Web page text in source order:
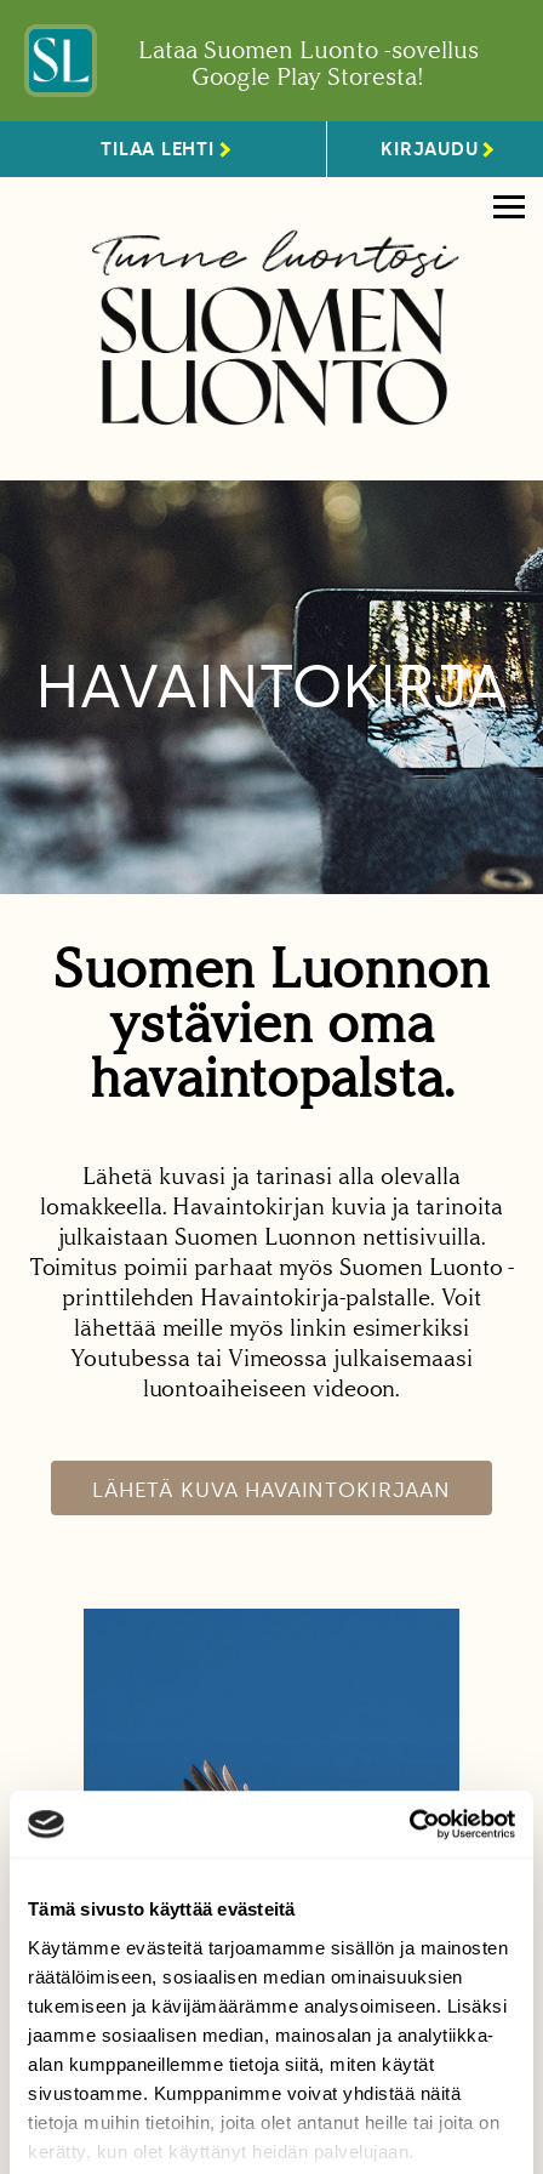
Tämä sivusto käyttää evästeitä
Käytämme evästeitä tarjoamamme sisällön ja mainosten
räätälöimiseen, sosiaalisen median ominaisuuksien
tukemiseen ja kävijämäärämme analysoimiseen. Lisäksi
jaamme sosiaalisen median, mainosalan ja analytiikka-
alan kumppaneillemme tietoja siitä, miten käytät
sivustoamme. Kumppanimme voivat yhdistää näitä
tietoja muihin tietoihin, joita olet antanut heille tai joita on
kerätty, kun olet käyttänyt heidän palvelujaan.
Lataa Suomen Luonto -sovellus
Google Play Storesta!
TILAA LEHTI KIRJAUDU
HAVAINTOKIRJA
Suomen Luonnon
ystävien oma
havaintopalsta.
Lähetä kuvasi ja tarinasi alla olevalla
lomakkeella. Havaintokirjan kuvia ja tarinoita
julkaistaan Suomen Luonnon nettisivuilla.
Toimitus poimii parhaat myös Suomen Luonto -
printtilehden Havaintokirja-palstalle. Voit
lähettää meille myös linkin esimerkiksi
Youtubessa tai Vimeossa julkaisemaasi
luontoaiheiseen videoon.
LÄHETÄ KUVA HAVAINTOKIRJAAN